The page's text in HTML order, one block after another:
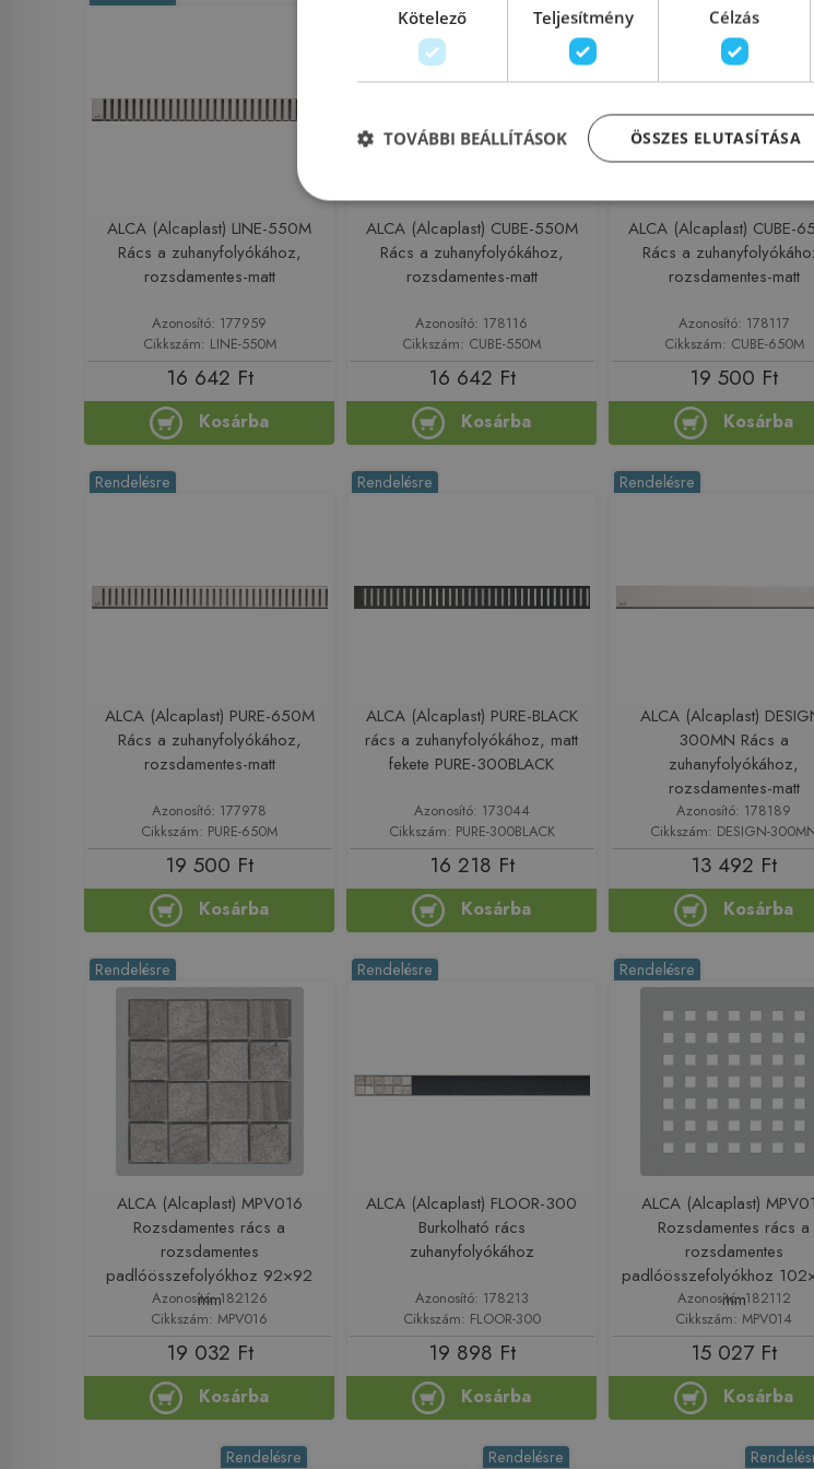
ALCA (Alcaplast) LINE-550M
Rács a zuhanyfolyókához,
rozsdamentes-matt
Azonosító: 177959
Cikkszám: LINE-550M
16 642 Ft
Kosárba
ALCA (Alcaplast) CUBE-550M
Rács a zuhanyfolyókához,
rozsdamentes-matt
Azonosító: 178116
Cikkszám: CUBE-550M
16 642 Ft
Kosárba
ALCA (Alcaplast) CUBE-
Rács a
rozsdamentes-matt
Azonosító: 178117
Cikkszám: CUBE-650M
19 500 Ft
Kosárba
Rendelésre
ALCA (Alcaplast) PURE-650M
Rács a zuhanyfolyókához,
rozsdamentes-matt
Azonosító: 177978
Cikkszám: PURE-650M
19 500 Ft
Kosárba
Rendelésre
ALCA (Alcaplast) PURE-BLACK
rács a zuhanyfolyókához, matt
fekete PURE-300BLACK
Azonosító: 173044
Cikkszám: PURE-300BLACK
16 218 Ft
Kosárba
Rendelésre
ALCA (Alcaplast)
300MN Rács a
zuhanyfolyókához,
rozsdamentes-matt
Azonosító: 178189
Cikkszám: DESIGN-
13 492 Ft
Kosárba
Rendelésre
ALCA (Alcaplast) MPV016
Rozsdamentes rács a
rozsdamentes
padlóösszefolyókhoz 92×92
mm
Azonosító: 182126
Cikkszám: MPV016
19 032 Ft
Kosárba
Rendelésre
ALCA (Alcaplast) FLOOR-300
Burkolható rács
zuhanyfolyókához
Azonosító: 178213
Cikkszám: FLOOR-300
19 898 Ft
Kosárba
Rendelésre
ALCA (Alcaplast)
Rozsdamentes rács a
rozsdamentes
padlóösszefolyókhoz
mm
Azonosító: 182112
Cikkszám: MPV014
15 027 Ft
Kosárba
Rendelésre Rendelésre
Kötelező Teljesítmény Célzás
ÖSSZES ELUTASÍTÁSA
TOVÁBBI BEÁLLÍTÁSOK